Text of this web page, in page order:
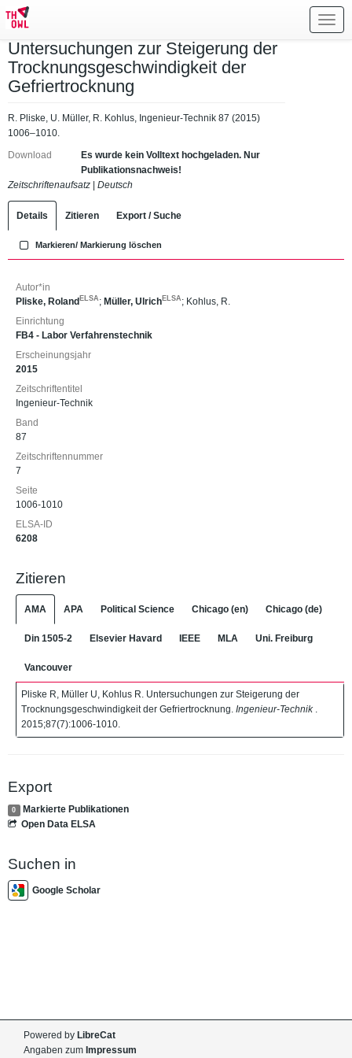
Untersuchungen zur Steigerung der
Trocknungsgeschwindigkeit der
Gefriertrocknung
R. Pliske, U. Müller, R. Kohlus, Ingenieur-Technik 87 (2015)
1006–1010.
Download
Es wurde kein Volltext hochgeladen. Nur
Publikationsnachweis!
Zeitschriftenaufsatz
Deutsch
Details Zitieren Export / Suche
Markieren/ Markierung löschen
Autor*in
Pliske, Roland ELSA ; Müller, Ulrich ELSA ; Kohlus, R.
Einrichtung
FB4 - Labor Verfahrenstechnik
Erscheinungsjahr
2015
Zeitschriftentitel
Ingenieur-Technik
Band
87
Zeitschriftennummer
7
Seite
1006-1010
ELSA-ID
6208
Zitieren
AMA APA Political Science Chicago (en) Chicago (de)
Din 1505-2 Elsevier Havard IEEE MLA Uni. Freiburg
Vancouver
Pliske R, Müller U, Kohlus R. Untersuchungen zur Steigerung der
Trocknungsgeschwindigkeit der Gefriertrocknung. Ingenieur-Technik
2015;87(7):1006-1010.
Export
0
Markierte Publikationen
Open Data ELSA
Suchen in
Google Scholar
Powered by LibreCat
Angaben zum Impressum